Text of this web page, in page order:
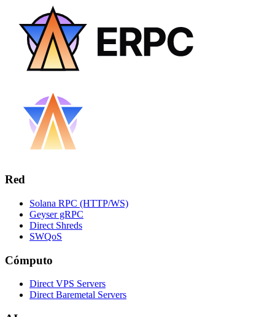
Red
Solana RPC (HTTP/WS)
Geyser gRPC
Direct Shreds
SWQoS
Cómputo
Direct VPS Servers
Direct Baremetal Servers